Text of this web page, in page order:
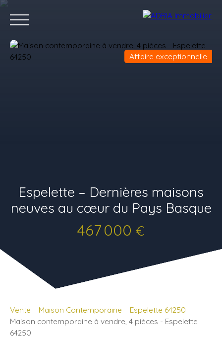
Affaire exceptionnelle
Espelette – Dernières maisons
neuves au cœur du Pays Basque
467 000 €
Vente Maison Contemporaine
Espelette 64250
Maison contemporaine à vendre, 4 pièces - Espelette
64250